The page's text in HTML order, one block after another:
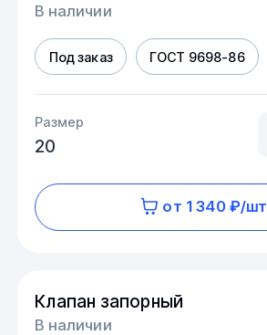
В наличии
Под заказ ГОСТ 9698-86
Размер
20
от 1 340 ₽/шт
Клапан запорный
В наличии